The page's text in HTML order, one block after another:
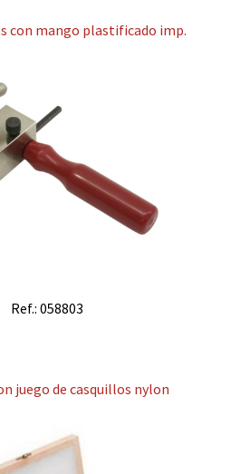
con mango plastificado imp.
Ref.: 058803
juego de casquillos nylon